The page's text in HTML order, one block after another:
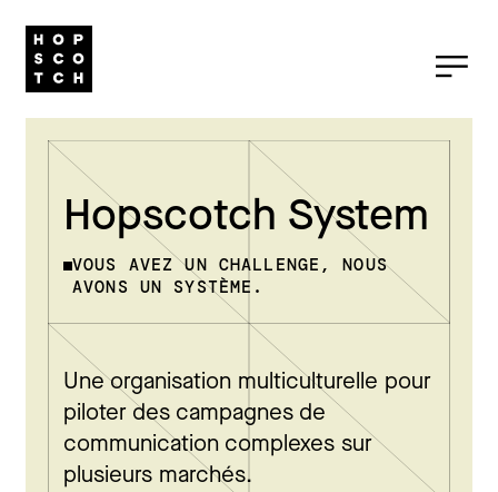
Hopscotch System
VOUS AVEZ UN CHALLENGE, NOUS
AVONS UN SYSTÈME.
Une organisation multiculturelle pour
piloter des campagnes de
communication complexes sur
plusieurs marchés.